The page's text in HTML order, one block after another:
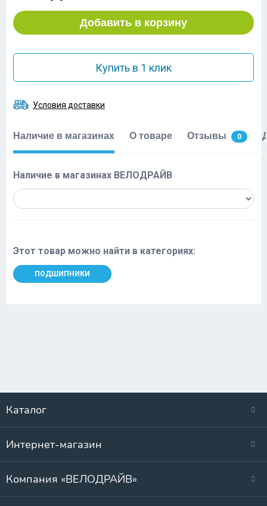
Добавить в корзину
Купить в 1 клик
Условия доставки
Наличие в магазинах О товаре Отзывы 0
Наличие в магазинах ВЕЛОДРАЙВ
Этот товар можно найти в категориях:
ПОДШИПНИКИ
Каталог
Интернет-магазин
Компания «ВЕЛОДРАЙВ»